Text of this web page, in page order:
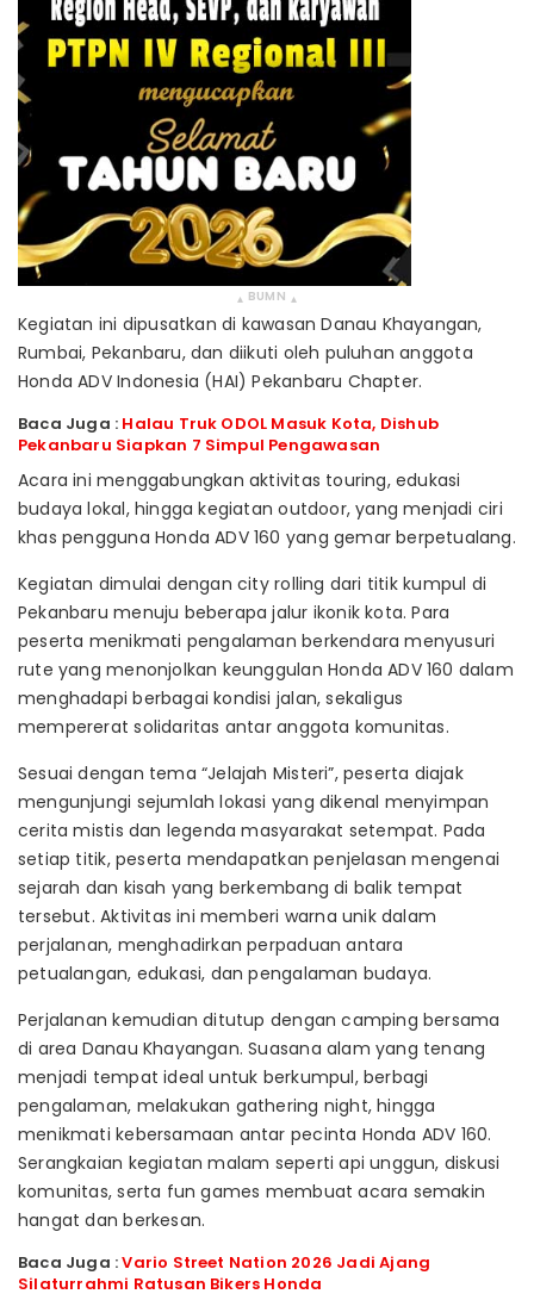
▴ BUMN ▴
Kegiatan ini dipusatkan di kawasan Danau Khayangan,
Rumbai, Pekanbaru, dan diikuti oleh puluhan anggota
Honda ADV Indonesia (HAI) Pekanbaru Chapter.
Baca Juga : Halau Truk ODOL Masuk Kota, Dishub
Pekanbaru Siapkan 7 Simpul Pengawasan
Acara ini menggabungkan aktivitas touring, edukasi
budaya lokal, hingga kegiatan outdoor, yang menjadi ciri
khas pengguna Honda ADV 160 yang gemar berpetualang.
Kegiatan dimulai dengan city rolling dari titik kumpul di
Pekanbaru menuju beberapa jalur ikonik kota. Para
peserta menikmati pengalaman berkendara menyusuri
rute yang menonjolkan keunggulan Honda ADV 160 dalam
menghadapi berbagai kondisi jalan, sekaligus
mempererat solidaritas antar anggota komunitas.
Sesuai dengan tema “Jelajah Misteri”, peserta diajak
mengunjungi sejumlah lokasi yang dikenal menyimpan
cerita mistis dan legenda masyarakat setempat. Pada
setiap titik, peserta mendapatkan penjelasan mengenai
sejarah dan kisah yang berkembang di balik tempat
tersebut. Aktivitas ini memberi warna unik dalam
perjalanan, menghadirkan perpaduan antara
petualangan, edukasi, dan pengalaman budaya.
Perjalanan kemudian ditutup dengan camping bersama
di area Danau Khayangan. Suasana alam yang tenang
menjadi tempat ideal untuk berkumpul, berbagi
pengalaman, melakukan gathering night, hingga
menikmati kebersamaan antar pecinta Honda ADV 160.
Serangkaian kegiatan malam seperti api unggun, diskusi
komunitas, serta fun games membuat acara semakin
hangat dan berkesan.
Baca Juga :Vario Street Nation 2026 Jadi Ajang
Silaturrahmi Ratusan Bikers Honda